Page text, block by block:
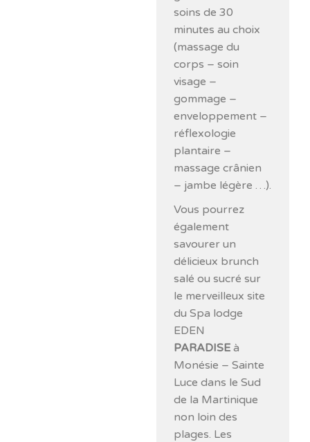
soins de 30
minutes au choix
(massage du
corps – soin
visage –
gommage –
enveloppement –
réflexologie
plantaire –
massage crânien
– jambe légère …).
Vous pourrez
également
savourer un
délicieux brunch
salé ou sucré sur
le merveilleux site
du Spa lodge
EDEN
PARADISE à
Monésie – Sainte
Luce dans le Sud
de la Martinique
non loin des
plages. Les